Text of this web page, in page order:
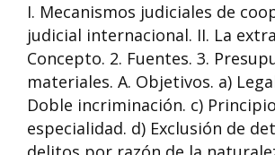
I. Mecanismos judiciales de
judicial internacional. II. La
Concepto. 2. Fuentes. 3.
materiales. A. Objetivos. a)
Doble incriminación. c)
especialidad. d) Exclusión de